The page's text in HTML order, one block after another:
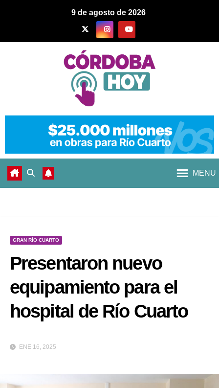
9 de agosto de 2026
MENU
GRAN RÍO CUARTO
Presentaron nuevo
equipamiento para el
hospital de Río Cuarto
ENE 16, 2025